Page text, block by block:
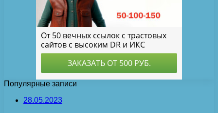
Популярные записи
28.05.2023